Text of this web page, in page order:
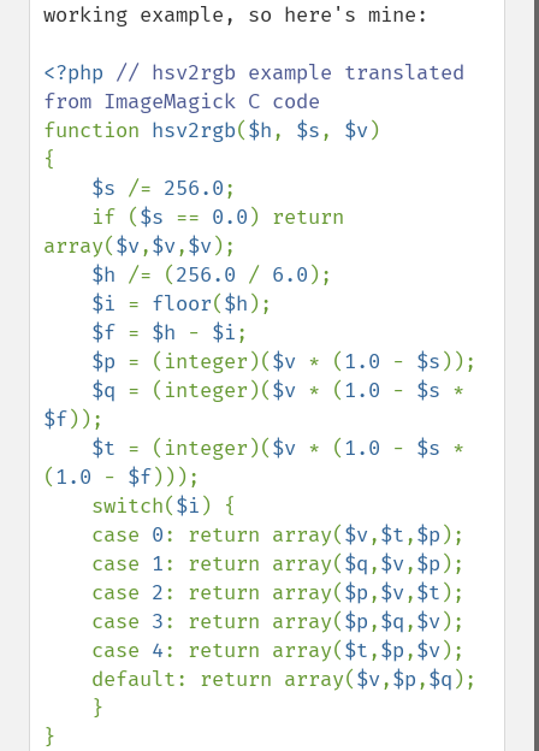
working example, so here's mine:
<?php // hsv2rgb example translated
function hsv2rgb($h, $s, $v)
{
$s /= 256.0;
    if (
$s == 0.0 ) return
array($v,$v,$v);
$h /= (256.0 / 6.0 );
$i = floor($h );
$f = $h - $i;
$p = (integer)($v * (1.0 - $s ));
$q = (integer)($v * (1.0 - $s
$f));
$t = (integer)($v * (1.0 - $s *
(1.0 - $f)));
    switch(
$i ) {
    case
0: return array($v,$t,$p );
    case
1: return array($q,$v,$p );
    case
2: return array($p,$v,$t );
    case
3: return array($p,$q,$v);
    case
4: return array($t,$p,$v);
    default: return array(
$v,$p,$q );
}